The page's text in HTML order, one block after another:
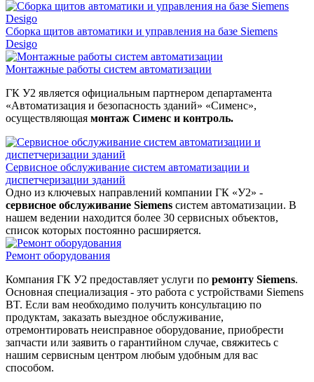
Сборка щитов автоматики и управления на базе Siemens
Desigo
Монтажные работы систем автоматизации
ГК У2 является официальным партнером департамента
«Автоматизация и безопасность зданий» «Сименс»,
осуществляющая монтаж Сименс и контроль.
Сервисное обслуживание систем автоматизации и
диспетчеризации зданий
Одно из ключевых направлений компании ГК «У2» -
сервисное обслуживание Siemens систем автоматизации. В
нашем ведении находится более 30 сервисных объектов,
список которых постоянно расширяется.
Ремонт оборудования
Компания ГК У2 предоставляет услуги по ремонту Siemens.
Основная специализация - это работа с устройствами Siemens
BT. Если вам необходимо получить консультацию по
продуктам, заказать выездное обслуживание,
отремонтировать неисправное оборудование, приобрести
запчасти или заявить о гарантийном случае, свяжитесь с
нашим сервисным центром любым удобным для вас
способом.